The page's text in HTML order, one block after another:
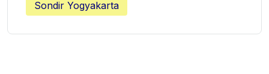
Sondir Yogyakarta